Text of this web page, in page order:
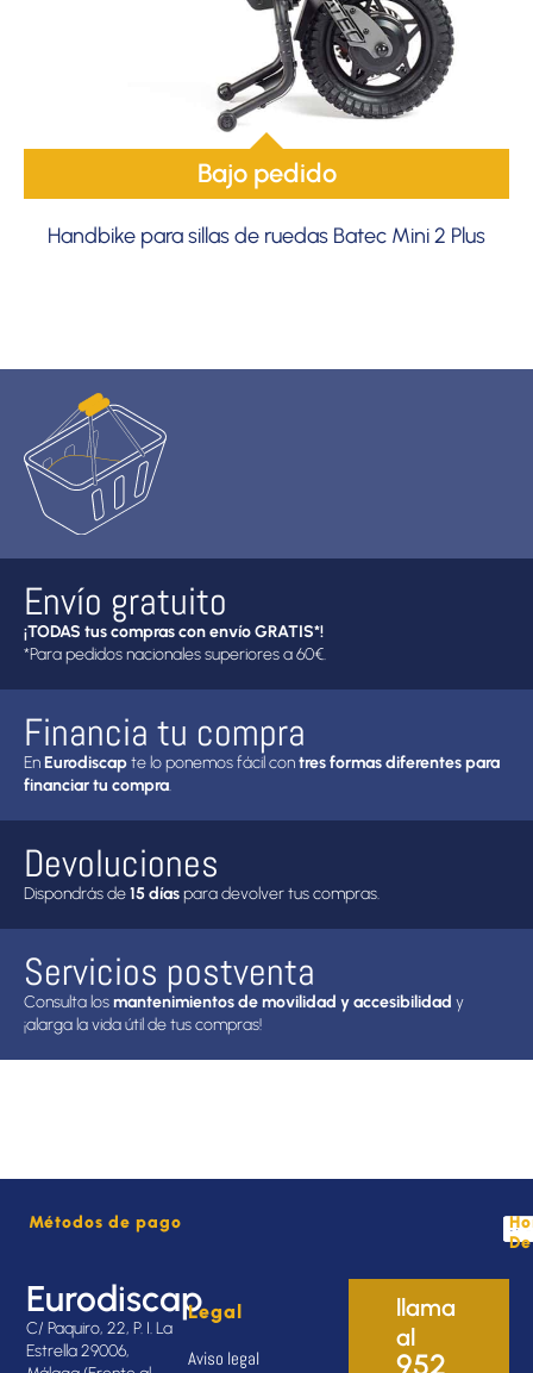
Bajo pedido
Handbike para sillas de ruedas Batec Mini 2 Plus
Envío gratuito
¡TODAS tus compras con envío GRATIS*!
*Para pedidos nacionales superiores a 60€.
Financia tu compra
EnEurodiscapte lo ponemos fácil contres formas diferentes para
financiar tu compra.
Devoluciones
Dispondrás de15 díaspara devolver tus compras.
Servicios postventa
Consulta losmantenimientos de movilidad y accesibilidad y
¡alarga la vida útil de tus compras!
Métodos de pago
Eurodiscap
C/ Paquiro, 22, P. I. La
Estrella 29006,
Legal
Aviso legal
llama
al
952